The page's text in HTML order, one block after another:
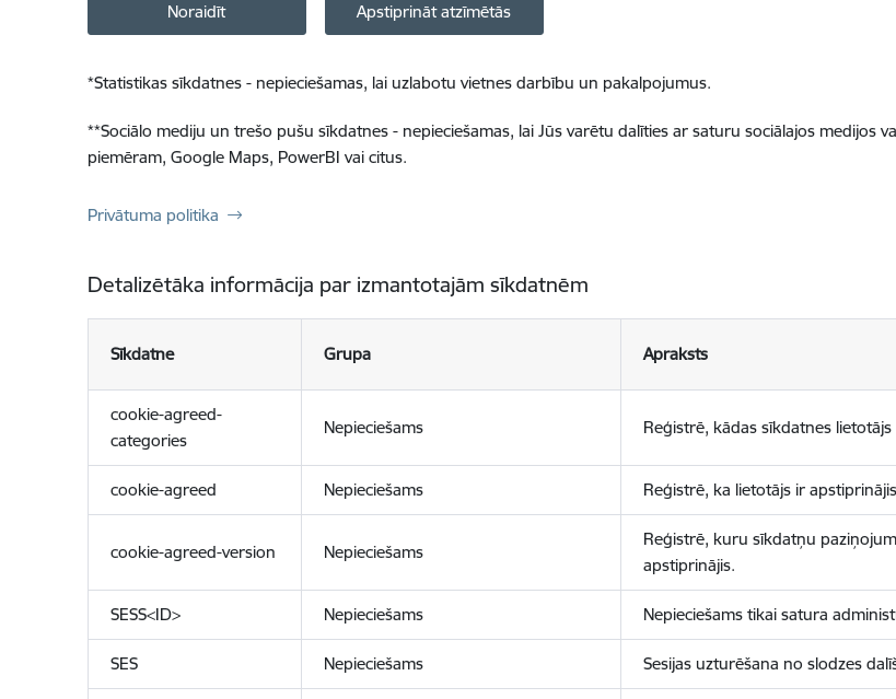
Noraidīt Apstiprināt atzīmētās
*Statistikas sīkdatnes - nepieciešamas, lai uzlabotu vietnes darbību un pakalpojumus.
**Sociālo mediju un trešo pušu sīkdatnes - nepieciešamas, lai Jūs varētu dalīties ar saturu sociālajos medijos
piemēram, Google Maps, PowerBI vai citus.
Privātuma politika
Detalizētāka informācija par izmantotajām sīkdatnēm
Sīkdatne Grupa Apraksts
cookie-agreed-
categories
Nepieciešams Reģistrē, kādas sīkdatnes
cookie-agreed Nepieciešams Reģistrē, ka lietotājs ir
cookie-agreed-version Nepieciešams
Reģistrē, kuru sīkdatņu
apstiprinājis.
SESS<ID> Nepieciešams Nepieciešams tikai satura
SES Nepieciešams Sesijas uzturēšana no slodzes